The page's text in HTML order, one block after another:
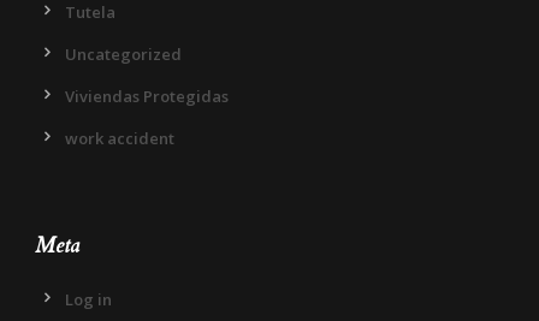
Tutela
Uncategorized
Viviendas Protegidas
work accident
Meta
Log in